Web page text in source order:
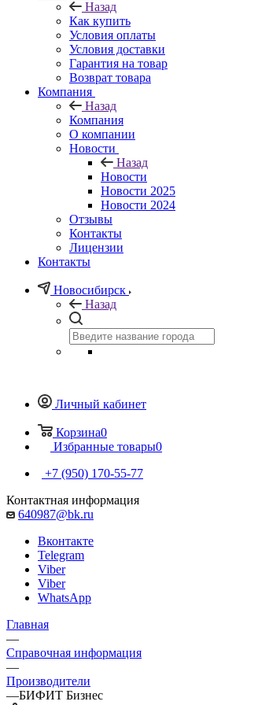
Назад
Как купить
Условия оплаты
Условия доставки
Гарантия на товар
Возврат товара
Компания
Назад
Компания
О компании
Новости
Назад
Новости
Новости 2025
Новости 2024
Отзывы
Контакты
Лицензии
Контакты
Новосибирск
Назад
Личный кабинет
Корзина0
Избранные товары0
+7 (950) 170-55-77
Контактная информация
640987@bk.ru
Вконтакте
Telegram
Viber
Viber
WhatsApp
Главная
—
Справочная информация
—
Производители
—БИФИТ Бизнес